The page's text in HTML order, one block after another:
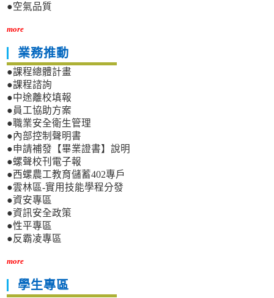
●空氣品質
more
業務推動
●課程總體計畫
●課程諮詢
●中途離校填報
●員工協助方案
●職業安全衛生管理
●內部控制聲明書
●申請補發【畢業證書】說明
●螺聲校刊電子報
●西螺農工教育儲蓄402專戶
●雲林區-實用技能學程分發
●資安專區
●資訊安全政策
●性平專區
●反霸凌專區
more
學生專區